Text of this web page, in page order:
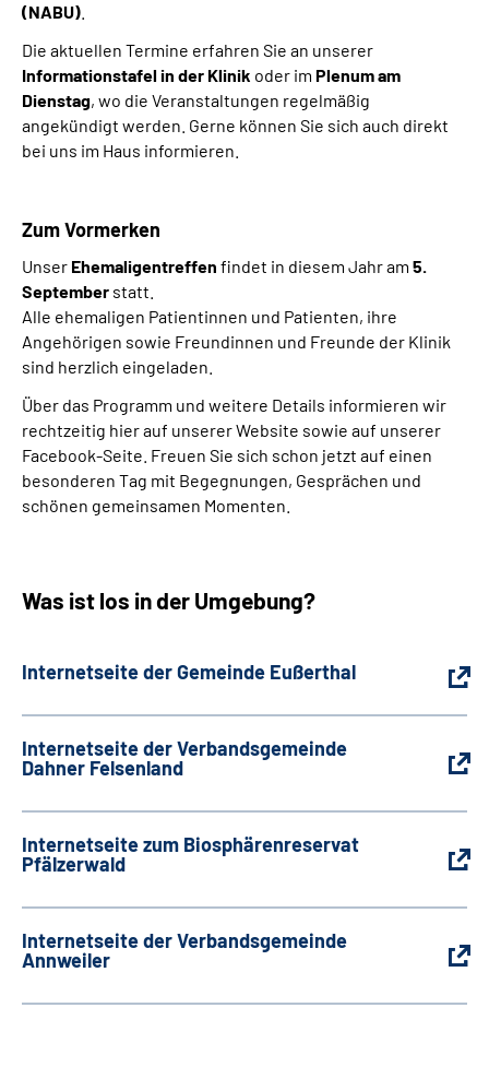
Gebärdensprache
(NABU)
Die aktuellen Termine erfahren Sie an unserer
Informationstafel in der Klinik oder im Plenum am
Dienstag, wo die Veranstaltungen regelmäßig
angekündigt werden. Gerne können Sie sich auch direkt
bei uns im Haus informieren.
Zum Vormerken
Unser Ehemaligentreffen findet in diesem Jahr am 5.
September statt.
Alle ehemaligen Patientinnen und Patienten, ihre
Angehörigen sowie Freundinnen und Freunde der Klinik
sind herzlich eingeladen.
Über das Programm und weitere Details informieren wir
rechtzeitig hier auf unserer Website sowie auf unserer
Facebook-Seite. Freuen Sie sich schon jetzt auf einen
besonderen Tag mit Begegnungen, Gesprächen und
schönen gemeinsamen Momenten.
Was ist los in der Umgebung?
Internetseite der Gemeinde Eußerthal
Internetseite der Verbandsgemeinde
Dahner Felsenland
Internetseite zum Biosphärenreservat
Pfälzerwald
Internetseite der Verbandsgemeinde
Annweiler